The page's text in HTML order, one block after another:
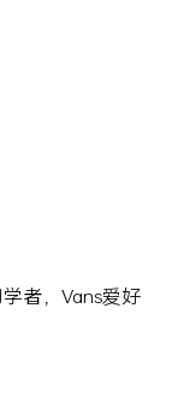
者，Vans爱好